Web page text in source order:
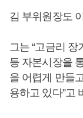
김 부위원장도
그는 “고금리 장
등 자본시장을
을 어렵게 만들
용하고 있다”고